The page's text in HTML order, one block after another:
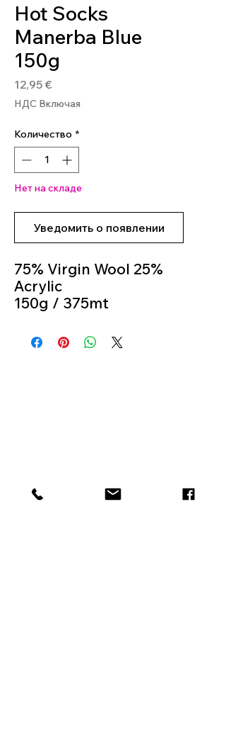
Hot Socks
Manerba Blue
150g
12,95 €
НДС Включая
Количество *
Нет на складе
Уведомить о появлении
75% Virgin Wool 25%
Acrylic
150g / 375mt
4m
Colour 08